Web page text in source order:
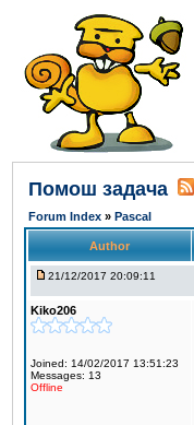
Помош задача
Forum Index » Pascal
Author
21/12/2017 20:09:11
Kiko206
Joined: 14/02/2017 13:51:23
Messages: 13
Offline